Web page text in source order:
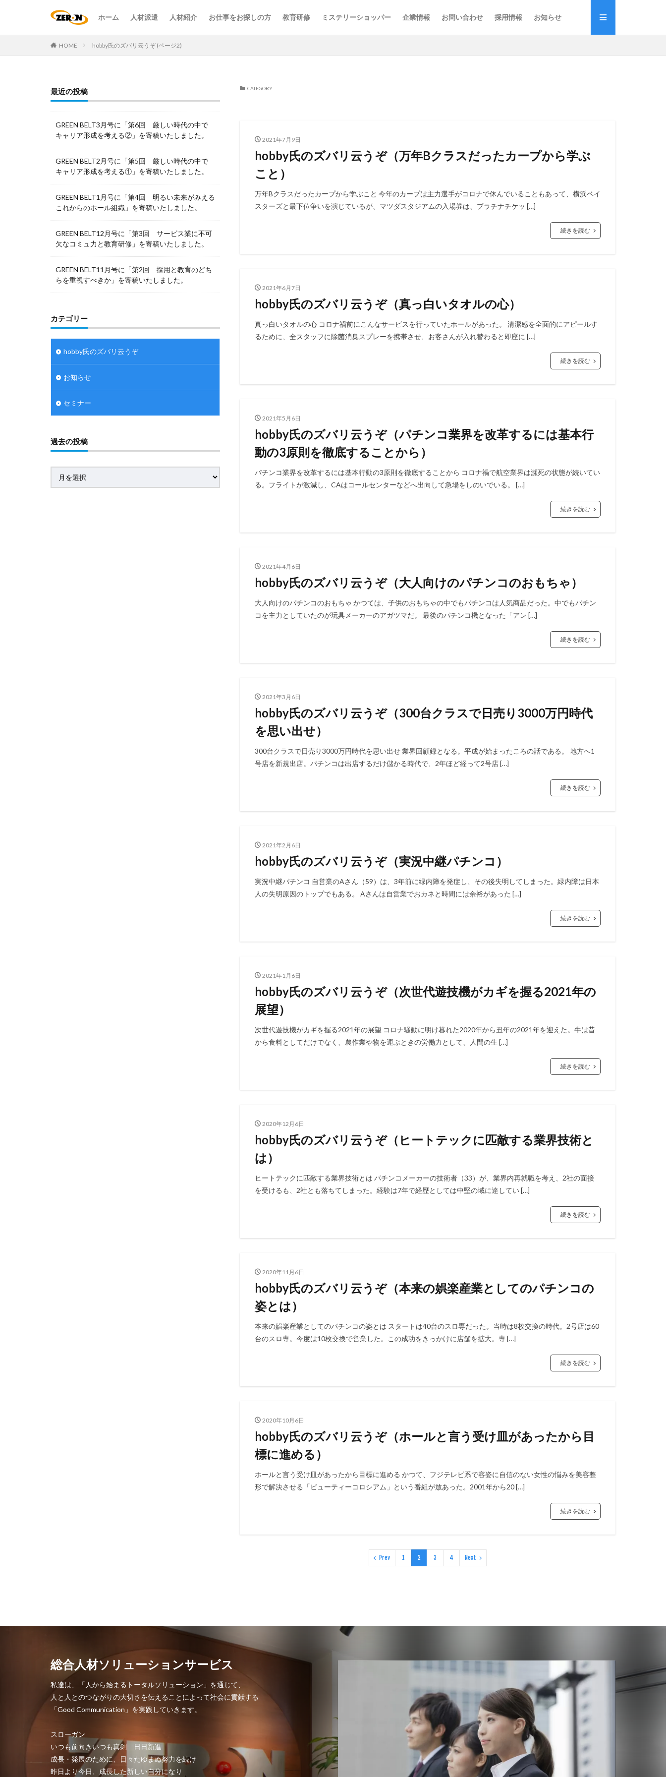
ホーム 人材派遣 人材紹介 お仕事をお探しの方 教育研修 ミステリーショッパー 企業情報 お問い合わせ 採用情報 お知らせ
HOME hobby氏のズバリ云うぞ (ページ2)
CATEGORY
2021年7月9日
hobby氏のズバリ云うぞ（万年Bクラスだったカープから学ぶ
こと）
万年Bクラスだったカープから学ぶこと 今年のカープは主力選手がコロナで休んでいることもあって、横浜ベイ
スターズと最下位争いを演じているが、マツダスタジアムの入場券は、プラチナチケッ […]
続きを読む
2021年6月7日
hobby氏のズバリ云うぞ（真っ白いタオルの心）
真っ白いタオルの心 コロナ禍前にこんなサービスを行っていたホールがあった。 清潔感を全面的にアピールす
るために、全スタッフに除菌消臭スプレーを携帯させ、お客さんが入れ替わると即座に […]
続きを読む
2021年5月6日
hobby氏のズバリ云うぞ（パチンコ業界を改革するには基本行
動の3原則を徹底することから）
パチンコ業界を改革するには基本行動の3原則を徹底することから コロナ禍で航空業界は瀕死の状態が続いてい
る。フライトが激減し、CAはコールセンターなどへ出向して急場をしのいでいる。 […]
続きを読む
2021年4月6日
hobby氏のズバリ云うぞ（大人向けのパチンコのおもちゃ）
大人向けのパチンコのおもちゃ かつては、子供のおもちゃの中でもパチンコは人気商品だった。中でもパチン
コを主力としていたのが玩具メーカーのアガツマだ。 最後のパチンコ機となった「アン […]
続きを読む
2021年3月6日
hobby氏のズバリ云うぞ（300台クラスで日売り3000万円時代
を思い出せ）
300台クラスで日売り3000万円時代を思い出せ 業界回顧録となる。平成が始まったころの話である。 地方へ1
号店を新規出店。パチンコは出店するだけ儲かる時代で、2年ほど経って2号店 […]
続きを読む
2021年2月6日
hobby氏のズバリ云うぞ（実況中継パチンコ）
実況中継パチンコ 自営業のAさん（59）は、3年前に緑内障を発症し、その後失明してしまった。緑内障は日本
人の失明原因のトップでもある。 Aさんは自営業でおカネと時間には余裕があった […]
続きを読む
2021年1月6日
hobby氏のズバリ云うぞ（次世代遊技機がカギを握る2021年の
展望）
次世代遊技機がカギを握る2021年の展望 コロナ騒動に明け暮れた2020年から丑年の2021年を迎えた。牛は昔
から食料としてだけでなく、農作業や物を運ぶときの労働力として、人間の生 […]
続きを読む
2020年12月6日
hobby氏のズバリ云うぞ（ヒートテックに匹敵する業界技術と
は）
ヒートテックに匹敵する業界技術とは パチンコメーカーの技術者（33）が、業界内再就職を考え、2社の面接
を受けるも、2社とも落ちてしまった。経験は7年で経歴としては中堅の域に達してい […]
続きを読む
2020年11月6日
hobby氏のズバリ云うぞ（本来の娯楽産業としてのパチンコの
姿とは）
本来の娯楽産業としてのパチンコの姿とは スタートは40台のスロ専だった。当時は8枚交換の時代。2号店は60
台のスロ専。今度は10枚交換で営業した。この成功をきっかけに店舗を拡大。専 […]
続きを読む
2020年10月6日
hobby氏のズバリ云うぞ（ホールと言う受け皿があったから目
標に進める）
ホールと言う受け皿があったから目標に進める かつて、フジテレビ系で容姿に自信のない女性の悩みを美容整
形で解決させる「ビューティーコロシアム」という番組が放あった。2001年から20 […]
続きを読む
Prev 1 2 3 4 Next
最近の投稿
GREEN BELT3月号に「第6回 厳しい時代の中で
キャリア形成を考える②」を寄稿いたしました。
GREEN BELT2月号に「第5回 厳しい時代の中で
キャリア形成を考える①」を寄稿いたしました。
GREEN BELT1月号に「第4回 明るい未来がみえる
これからのホール組織」を寄稿いたしました。
GREEN BELT12月号に「第3回 サービス業に不可
欠なコミュ力と教育研修」を寄稿いたしました。
GREEN BELT11月号に「第2回 採用と教育のどち
らを重視すべきか」を寄稿いたしました。
カテゴリー
hobby氏のズバリ云うぞ
お知らせ
セミナー
過去の投稿
総合人材ソリューションサービス
私達は、「人から始まるトータルソリューション」を通じて、
人と人とのつながりの大切さを伝えることによって社会に貢献する
「Good Communication」を実践していきます。
スローガン
いつも前向きいつも真剣 日日新進
成長・発展のために、日々たゆまぬ努力を続け
昨日より今日、成長した新しい自分になり